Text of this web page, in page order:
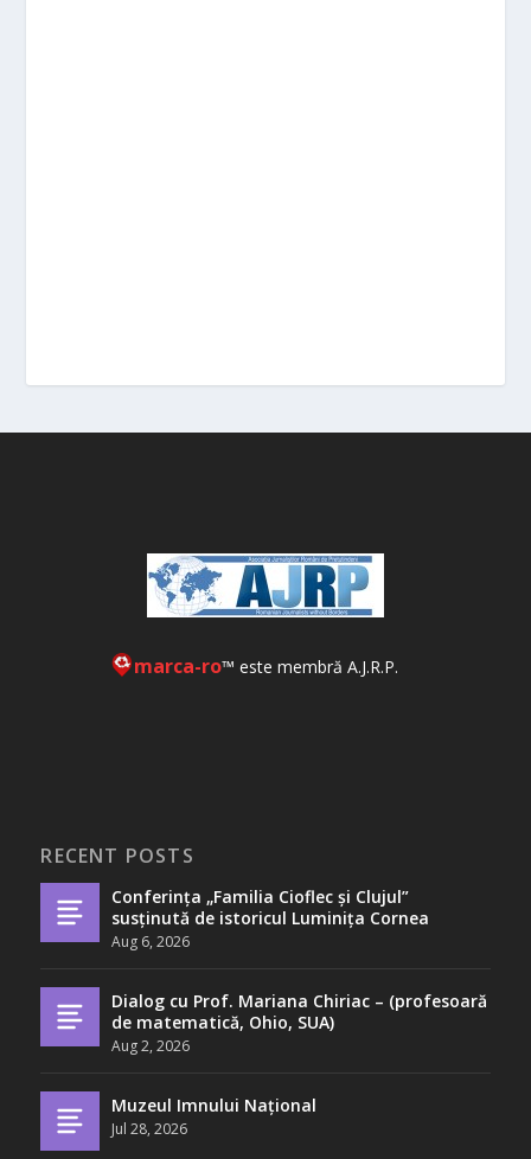
marca-ro™ este membră A.J.R.P.
RECENT POSTS
Conferința „Familia Cioflec și Clujul”
susținută de istoricul Luminița Cornea
Aug 6, 2026
Dialog cu Prof. Mariana Chiriac – (profesoară
de matematică, Ohio, SUA)
Aug 2, 2026
Muzeul Imnului Național
Jul 28, 2026